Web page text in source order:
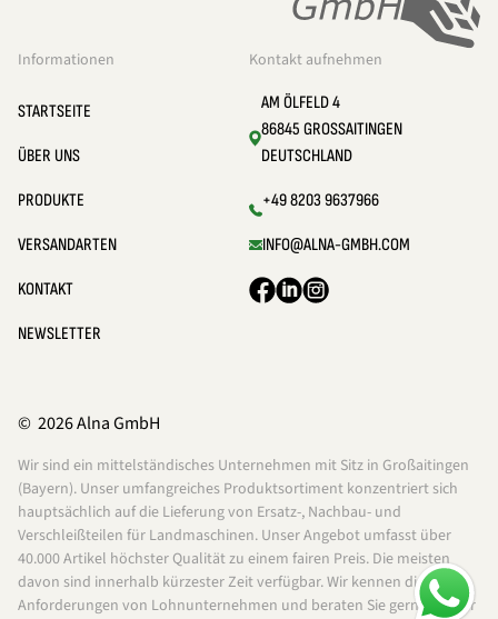
Informationen
STARTSEITE
ÜBER UNS
PRODUKTE
VERSANDARTEN
KONTAKT
NEWSLETTER
Kontakt aufnehmen
AM ÖLFELD 4
86845 GROSSAITINGEN
DEUTSCHLAND
+49 8203 9637966
INFO@ALNA-GMBH.COM
© 2026 Alna GmbH
Wir sind ein mittelständisches Unternehmen mit Sitz in Großaitingen
(Bayern). Unser umfangreiches Produktsortiment konzentriert sich
hauptsächlich auf die Lieferung von Ersatz-, Nachbau- und
Verschleißteilen für Landmaschinen. Unser Angebot umfasst über
40.000 Artikel höchster Qualität zu einem fairen Preis. Die meisten
davon sind innerhalb kürzester Zeit verfügbar. Wir kennen die
Anforderungen von Lohnunternehmen und beraten Sie gerne bei der